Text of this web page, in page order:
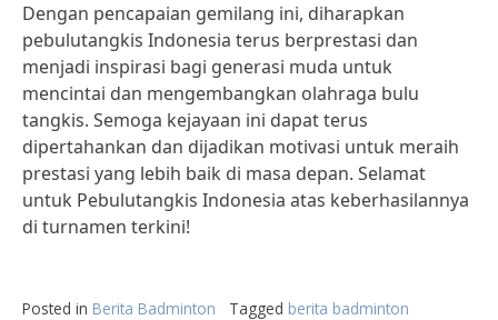
Dengan pencapaian gemilang ini, diharapkan
pebulutangkis Indonesia terus berprestasi dan
menjadi inspirasi bagi generasi muda untuk
mencintai dan mengembangkan olahraga bulu
tangkis. Semoga kejayaan ini dapat terus
dipertahankan dan dijadikan motivasi untuk meraih
prestasi yang lebih baik di masa depan. Selamat
untuk Pebulutangkis Indonesia atas keberhasilannya
di turnamen terkini!
Posted in Berita Badminton Tagged berita badminton